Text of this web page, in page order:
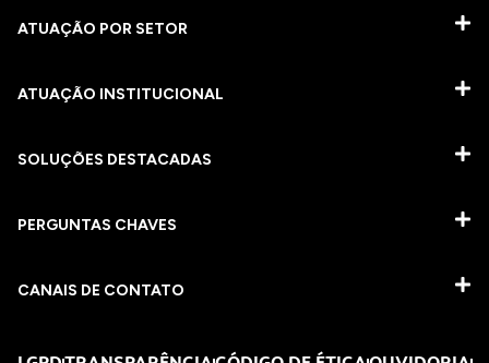
ATUAÇÃO POR SETOR
ATUAÇÃO INSTITUCIONAL
SOLUÇÕES DESTACADAS
PERGUNTAS CHAVES​
CANAIS DE CONTATO